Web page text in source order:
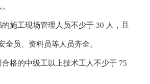
的施工现场管理人员不少于 30 人，且
全员、资料员等人员齐全。
合格的中级工以上技术工人不少于 75